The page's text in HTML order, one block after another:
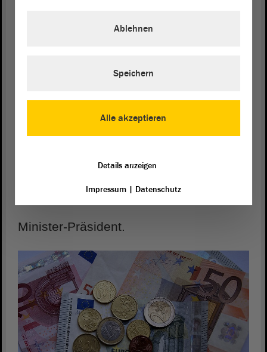
· Familien-Minister
Es gibt 9 Ministerien in Sachsen-Anhalt.
Der Chef von der Landes-Regierung
Minister-Präsident.
Alle akzeptieren
Ablehnen
Speichern
Details anzeigen
Impressum| Datenschutz